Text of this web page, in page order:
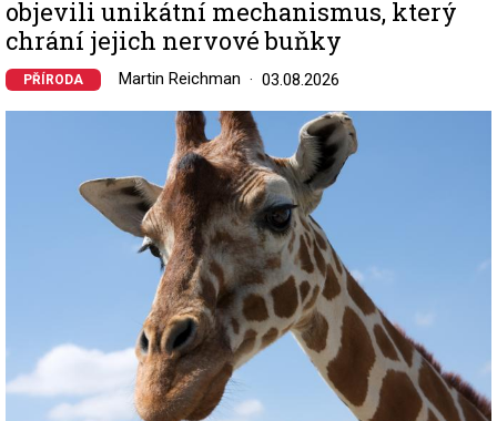
objevili unikátní mechanismus, který
chrání jejich nervové buňky
PŘÍRODA Martin Reichman 03.08.2026